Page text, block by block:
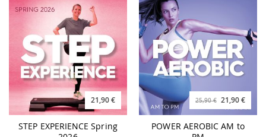
21,90 €
STEP EXPERIENCE Spring
25,90 € 21,90 €
POWER AEROBIC AM to